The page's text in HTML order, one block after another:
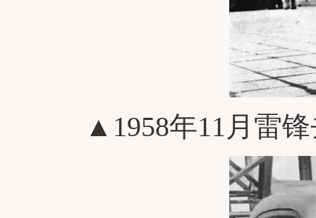
▲1958年11月雷